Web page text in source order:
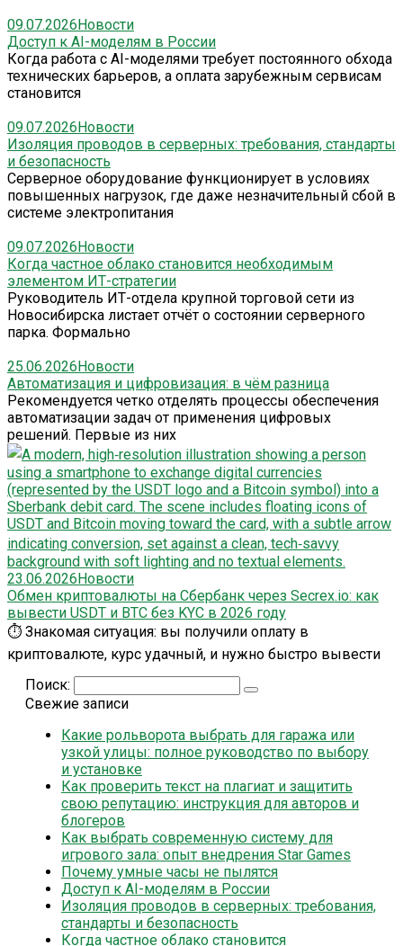
09.07.2026Новости
Доступ к AI-моделям в России
Когда работа с AI-моделями требует постоянного обхода
технических барьеров, а оплата зарубежным сервисам
становится
09.07.2026Новости
Изоляция проводов в серверных: требования, стандарты
и безопасность
Серверное оборудование функционирует в условиях
повышенных нагрузок, где даже незначительный сбой в
системе электропитания
09.07.2026Новости
Когда частное облако становится необходимым
элементом ИТ-стратегии
Руководитель ИТ-отдела крупной торговой сети из
Новосибирска листает отчёт о состоянии серверного
парка. Формально
25.06.2026Новости
Автоматизация и цифровизация: в чём разница
Рекомендуется четко отделять процессы обеспечения
автоматизации задач от применения цифровых
решений. Первые из них
23.06.2026Новости
Обмен криптовалюты на Сбербанк через Secrex.io: как
вывести USDT и BTC без KYC в 2026 году
⏱️ Знакомая ситуация: вы получили оплату в
криптовалюте, курс удачный, и нужно быстро вывести
Поиск:
Свежие записи
Какие рольворота выбрать для гаража или
узкой улицы: полное руководство по выбору
и установке
Как проверить текст на плагиат и защитить
свою репутацию: инструкция для авторов и
блогеров
Как выбрать современную систему для
игрового зала: опыт внедрения Star Games
Почему умные часы не пылятся
Доступ к AI-моделям в России
Изоляция проводов в серверных: требования,
стандарты и безопасность
Когда частное облако становится